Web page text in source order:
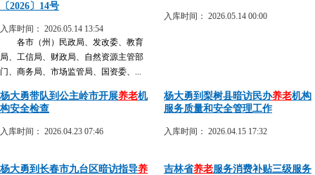
〔2026〕14号
入库时间： 2026.05.14 13:54
各市（州）民政局、发改委、教育
局、工信局、财政局、自然资源主管部
门、商务局、市场监管局、国资委、...
入库时间： 2026.05.14 00:00
杨大勇带队到公主岭市开展养老机
构安全检查
入库时间： 2026.04.23 07:46
杨大勇到梨树县暗访民办养老机构
服务质量和安全管理工作
入库时间： 2026.04.15 17:32
杨大勇到长春市九台区暗访指导养
吉林省养老服务消费补贴三级服务